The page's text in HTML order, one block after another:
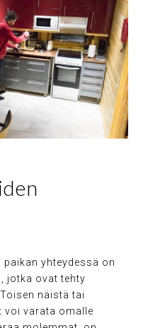
yhteydessä on
jotka ovat tehty
näistä tai
voi varata omalle